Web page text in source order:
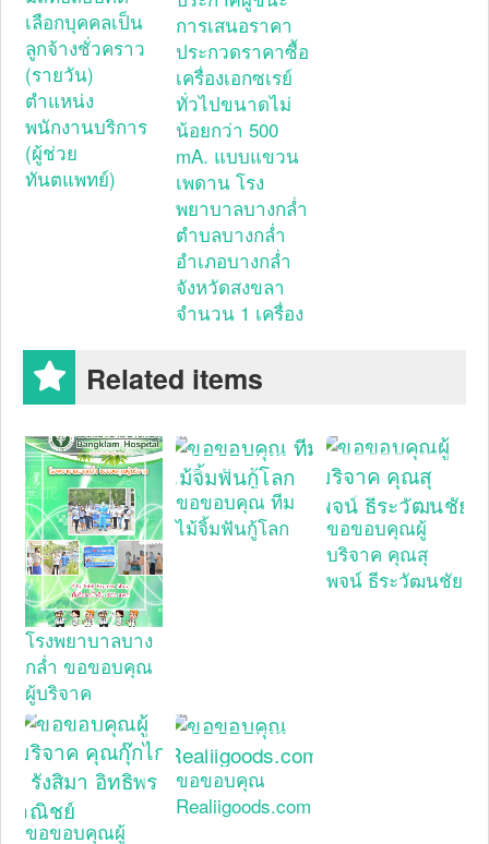
เลือกบุคคลเป็น
ลูกจ้างชั่วคราว
(รายวัน)
ตำแหน่ง
พนักงานบริการ
(ผู้ช่วย
ทันตแพทย์)
การเสนอราคา
ประกวดราคาซื้อ
เครื่องเอกซเรย์
ทั่วไปขนาดไม่
น้อยกว่า 500
mA. แบบแขวน
เพดาน โรง
พยาบาลบางกล่ำ
ตำบลบางกล่ำ
อำเภอบางกล่ำ
จังหวัดสงขลา
จำนวน 1 เครื่อง
Related items
โรงพยาบาลบาง
กล่ำ ขอขอบคุณ
ผู้บริจาค
ขอขอบคุณ ทีม
ไม้จิ้มฟันกู้โลก
ขอขอบคุณผู้
บริจาค คุณสุ
พจน์ ธีระวัฒนชัย
ขอขอบคุณผู้
ขอขอบคุณ
Realiigoods.com